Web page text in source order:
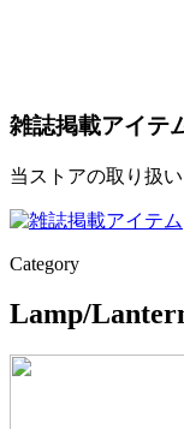
雑誌掲載アイテ
当ストアの取り扱
Category
Lamp/